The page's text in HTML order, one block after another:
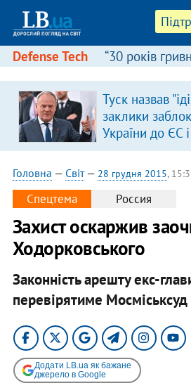
Defense Tech “30 років
Туск назвав
заклики
України до ЄС
припинити
риторику
Головна — Світ— 28 грудня 2015,
Спецтема Россия
Захист оскаржив
Ходорковського
Законність арешту екс-
перевірятиме Мосміськсуд
Додати LB.ua як бажане
джерело в Google